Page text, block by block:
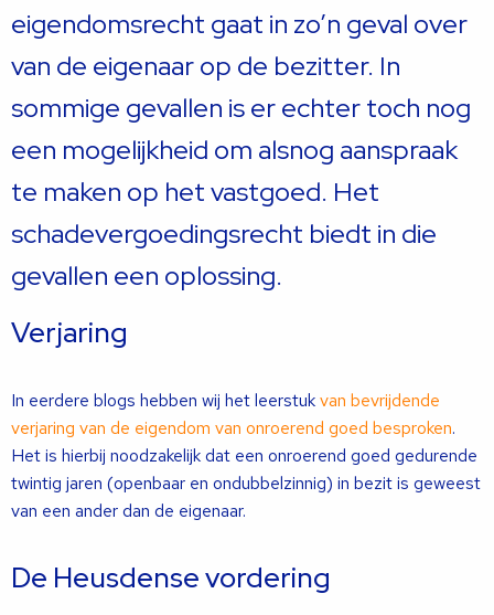
eigendomsrecht gaat in zo’n geval over
van de eigenaar op de bezitter. In
sommige gevallen is er echter toch nog
een mogelijkheid om alsnog aanspraak
te maken op het vastgoed. Het
schadevergoedingsrecht biedt in die
gevallen een oplossing.
Verjaring
In eerdere blogs hebben wij het leerstukvan bevrijdende
verjaring van de eigendom van onroerend goed besproken.
Het is hierbij noodzakelijk dat een onroerend goed gedurende
twintig jaren (openbaar en ondubbelzinnig) in bezit is geweest
van een ander dan de eigenaar.
De Heusdense vordering